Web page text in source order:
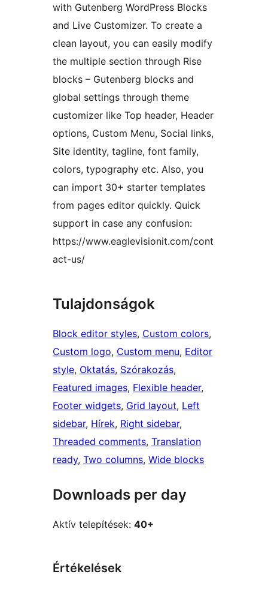
with Gutenberg WordPress Blocks
and Live Customizer. To create a
clean layout, you can easily modify
the multiple section through Rise
blocks – Gutenberg blocks and
global settings through theme
customizer like Top header, Header
options, Custom Menu, Social links,
Site identity, tagline, font family,
colors, typography etc. Also, you
can import 30+ starter templates
from pages editor quickly. Quick
support in case any confusion:
https://www.eaglevisionit.com/cont
act-us/
Tulajdonságok
Block editor styles, Custom colors
Custom logo, Custom menu, Editor
style, Oktatás, Szórakozás
Featured images, Flexible header
Footer widgets, Grid layout, Left
sidebar, Hírek, Right sidebar
Threaded comments, Translation
ready, Two columns, Wide blocks
Downloads per day
Aktív telepítések: 40+
Értékelések